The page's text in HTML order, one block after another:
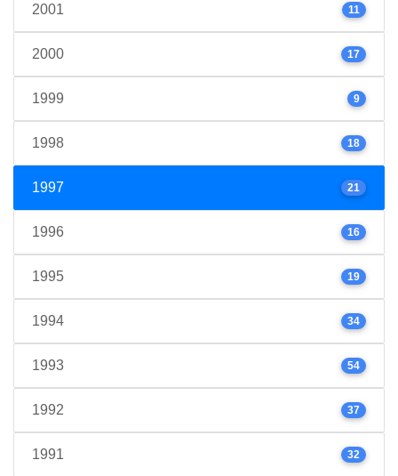
2001 11
2000 17
1999 9
1998 18
1997 21
1996 16
1995 19
1994 34
1993 54
1992 37
1991 32